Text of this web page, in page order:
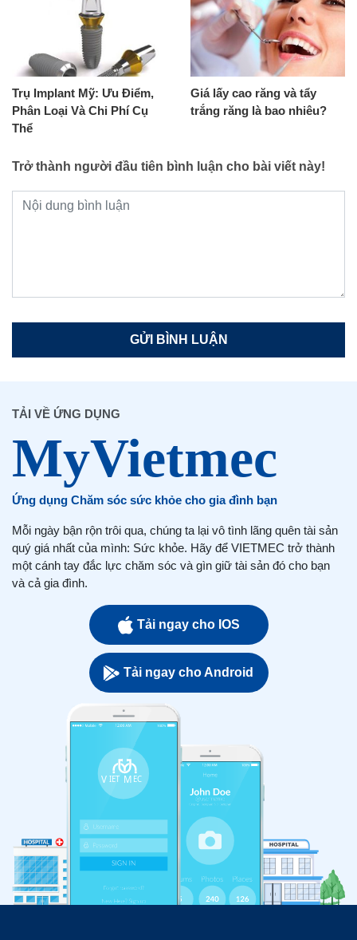
Trụ Implant Mỹ: Ưu Điểm,
Phân Loại Và Chi Phí Cụ
Thể
Giá lấy cao răng và tẩy
trắng răng là bao nhiêu?
Trở thành người đầu tiên bình luận cho bài viết này!
TẢI VỀ ỨNG DỤNG
Ứng dụng Chăm sóc sức khỏe cho gia đình bạn
Mỗi ngày bận rộn trôi qua, chúng ta lại vô tình lãng quên tài sản
quý giá nhất của mình: Sức khỏe. Hãy để VIETMEC trở thành
một cánh tay đắc lực chăm sóc và gìn giữ tài sản đó cho bạn
và cả gia đình.
Tải ngay cho IOS
Tải ngay cho Android